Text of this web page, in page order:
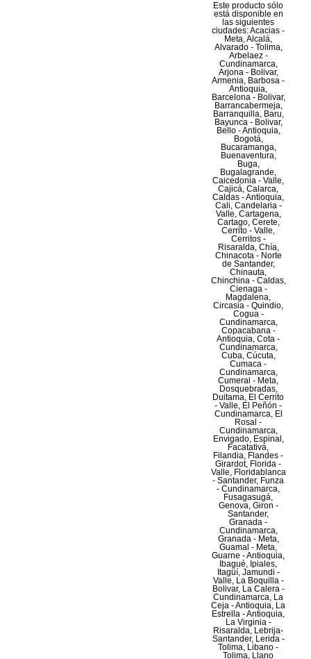
Este producto sólo
está disponible en
las siguientes
ciudades: Acacias -
Meta, Alcalá,
Alvarado - Tolima,
Arbelaez -
Cundinamarca,
Arjona - Bolivar,
Armenia, Barbosa -
Antioquia,
Barcelona - Bolivar,
Barrancabermeja,
Barranquilla, Baru,
Bayunca - Bolivar,
Bello - Antioquia,
Bogotá,
Bucaramanga,
Buenaventura,
Buga,
Bugalagrande,
Caicedonia - Valle,
Cajicá, Calarca,
Caldas - Antioquia,
Cali, Candelaria -
Valle, Cartagena,
Cartago, Cerete,
Cerrito - Valle,
Cerritos -
Risaralda, Chía,
Chinacota - Norte
de Santander,
Chinauta,
Chinchina - Caldas,
Cienaga -
Magdalena,
Circasia - Quindio,
Cogua -
Cundinamarca,
Copacabana -
Antioquia, Cota -
Cundinamarca,
Cuba, Cúcuta,
Cumaca -
Cundinamarca,
Cumeral - Meta,
Dosquebradas,
Duitama, El Cerrito
- Valle, El Peñón -
Cundinamarca, El
Rosal -
Cundinamarca,
Envigado, Espinal,
Facatativá,
Filandia, Flandes -
Girardot, Florida -
Valle, Floridablanca
- Santander, Funza
- Cundinamarca,
Fusagasugá,
Genova, Giron -
Santander,
Granada -
Cundinamarca,
Granada - Meta,
Guamal - Meta,
Guarne - Antioquia,
Ibagué, Ipiales,
Itagüí, Jamundi -
Valle, La Boquilla -
Bolivar, La Calera -
Cundinamarca, La
Ceja - Antioquia, La
Estrella - Antioquia,
La Virginia -
Risaralda, Lebrija-
Santander, Lerida -
Tolima, Libano -
Tolima, Llano